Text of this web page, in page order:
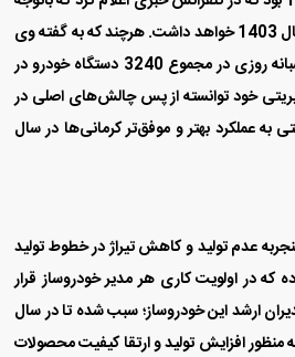
عدم تولید و کاهش تیراژ در خطوط تولید
که در اولویت کاری هر مدیر خودروساز قرار
ارشد این خودروساز؛ سبب شده تا در سال
منظور افزایش تولید و ارتقا کیفیت محصولات
در تغذیه خطوط تولید، این خودروساز موفق
تحقیق و توسعه پویا و گسترش همکاری این
شرایط جدید چانگان Uni-T آرینا
درایو اعلام شد